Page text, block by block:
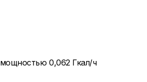
мощностью 0,062 Гкал/ч